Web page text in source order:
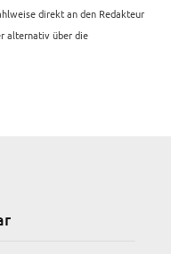
direkt an den Redakteur
alternativ über die